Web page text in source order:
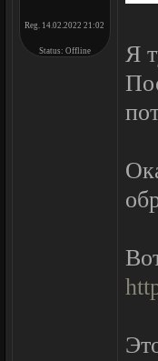
Reg. 14.02.2022 21:02
Status: Offline
Я